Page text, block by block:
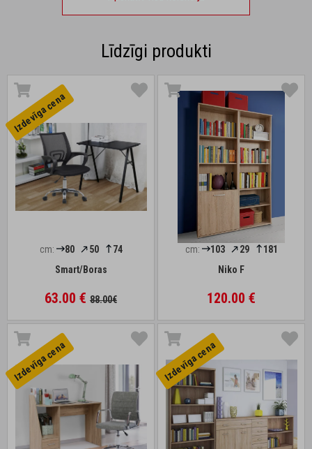
Līdzīgi produkti
Izdevīga cena
cm: 80 50
74
Smart/Boras
63.00 € 88.00€
cm: 103 29
181
Niko F
120.00 €
Izdevīga cena Izdevīga cena